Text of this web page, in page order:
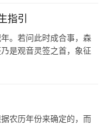
指引
。若问此时成合事，森
是观音灵签之首，象征
农历年份来确定的，而